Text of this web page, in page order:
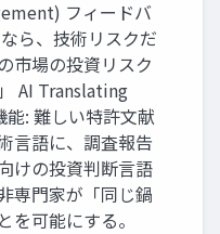
フィードバ
ら、技術リスクだ
市場の投資リスク
AI Translating
能: 難しい特許文献
言語に、調査報告
けの投資判断言語
専門家が「同じ鍋
を可能にする。